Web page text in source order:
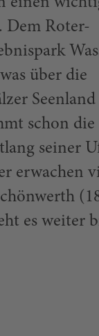
Dem Roter-
über die
Seenland
schon die
seiner
erwachen
es weiter